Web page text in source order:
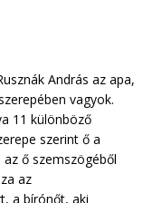
András az apa,
vagyok.
11 különböző
szerint ő a
ő szemszögéből
az
a bírónőt, aki